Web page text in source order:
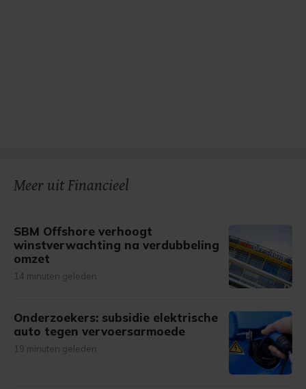
Meer uit Financieel
SBM Offshore verhoogt
winstverwachting na verdubbeling
omzet
14 minuten geleden
Onderzoekers: subsidie elektrische
auto tegen vervoersarmoede
19 minuten geleden